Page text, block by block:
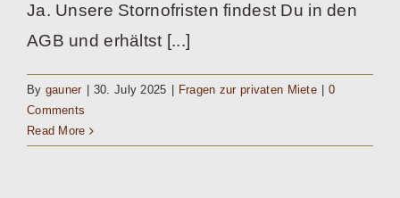
Ja. Unsere Stornofristen findest Du in den
AGB und erhältst [...]
By gauner 30. July 2025 Fragen zur privaten Miete
0
Comments
Read More